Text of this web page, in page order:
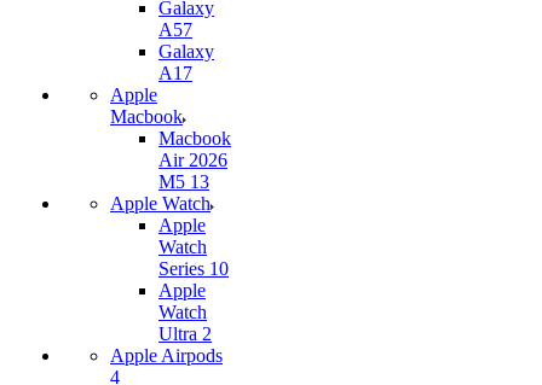
Galaxy
A57
Galaxy
A17
Apple
Macbook
Macbook
Air 2026
M5 13
Apple Watch
Apple
Watch
Series 10
Apple
Watch
Ultra 2
Apple Airpods
4